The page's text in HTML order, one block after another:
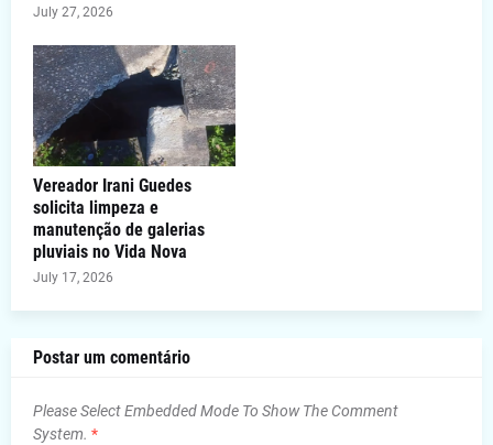
July 27, 2026
Vereador Irani Guedes
solicita limpeza e
manutenção de galerias
pluviais no Vida Nova
July 17, 2026
Postar um comentário
Please Select Embedded Mode To Show The Comment
System. *